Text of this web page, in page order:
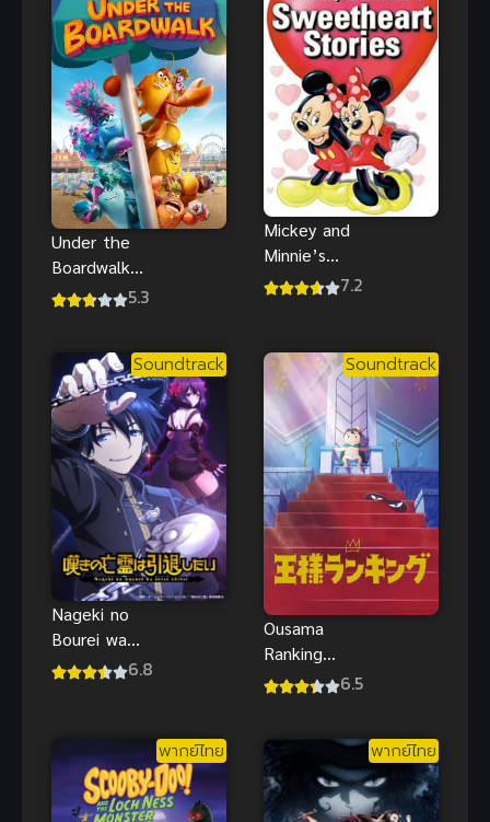
Under the
Boardwalk
ซับไทย อนิ
น้อยริม
ชายหาดน่าดู
5.3
Mickey and
Minnie’s
Sweetheart
รัก พากย์ไทย
7.2
Soundtrack
Nageki no
Bourei wa
Intai shitai
แล้ว
6.8
Soundtrack
Ousama
Ranking
อันดับพระ6.5
พากย์ไทย พากย์ไทย